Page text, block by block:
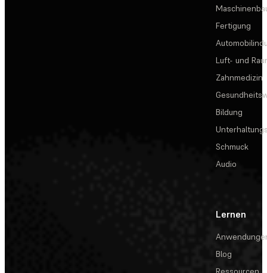
Fertigung
Luft- und
Zahnmedizin
Bildung
Schmuck
Audio
Lernen
Blog